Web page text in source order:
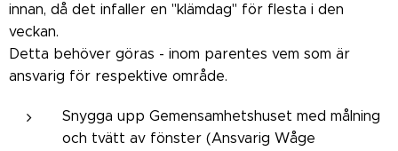
innan, då det infaller en "klämdag" för flesta i den
veckan.
Detta behöver göras - inom parentes vem som är
ansvarig för respektive område.
Snygga upp Gemensamhetshuset med målning
och tvätt av fönster (Ansvarig Wåge